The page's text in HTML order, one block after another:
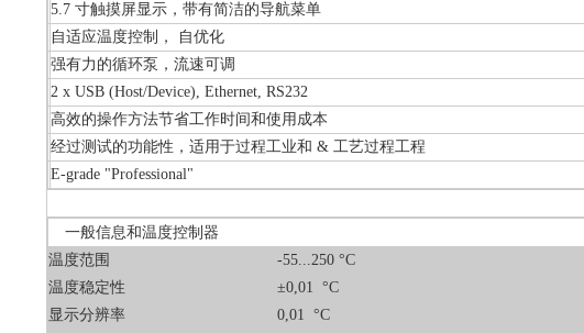
5.7 寸触摸屏显示，带有简洁的导航菜单
自适应温度控制， 自优化
强有力的循环泵，流速可调
2 x USB (Host/Device), Ethernet, RS232
高效的操作方法节省工作时间和使用成本
经过测试的功能性，适用于过程工业和 & 工艺过程工程
E-grade "Professional"
一般信息和温度控制器
温度范围
-55...250 °C
温度稳定性
±0,01 °C
显示分辨率
0,01 °C